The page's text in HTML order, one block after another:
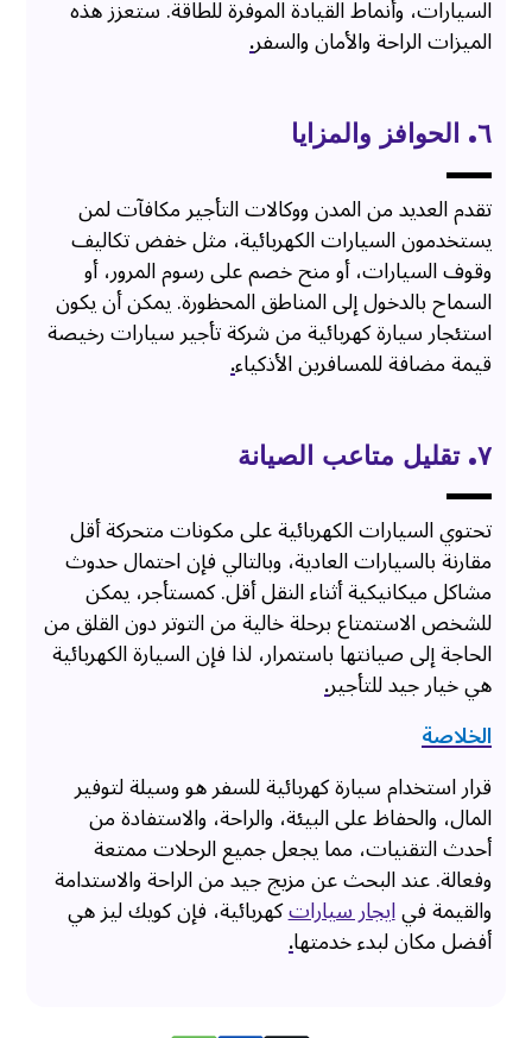
السيارات، وأنماط القيادة الموفرة للطاقة. ستعزز هذه
الميزات الراحة والأمان والسفر.
٦. الحوافز والمزايا
تقدم العديد من المدن ووكالات التأجير مكافآت لمن
يستخدمون السيارات الكهربائية، مثل خفض تكاليف
وقوف السيارات، أو منح خصم على رسوم المرور، أو
السماح بالدخول إلى المناطق المحظورة. يمكن أن يكون
استئجار سيارة كهربائية من شركة تأجير سيارات رخيصة
قيمة مضافة للمسافرين الأذكياء.
۷. تقليل متاعب الصيانة
تحتوي السيارات الكهربائية على مكونات متحركة أقل
مقارنة بالسيارات العادية، وبالتالي فإن احتمال حدوث
مشاكل ميكانيكية أثناء النقل أقل. كمستأجر، يمكن
للشخص الاستمتاع برحلة خالية من التوتر دون القلق من
الحاجة إلى صيانتها باستمرار، لذا فإن السيارة الكهربائية
هي خيار جيد للتأجير.
الخلاصة
قرار استخدام سيارة كهربائية للسفر هو وسيلة لتوفير
المال، والحفاظ على البيئة، والراحة، والاستفادة من
أحدث التقنيات، مما يجعل جميع الرحلات ممتعة
وفعالة. عند البحث عن مزيج جيد من الراحة والاستدامة
والقيمة فيايجار سياراتكهربائية، فإن كويك ليز هي
أفضل مكان لبدء خدمتها.